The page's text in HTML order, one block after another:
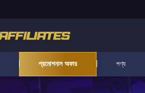
প্রমোশনাল অফার পণ্য